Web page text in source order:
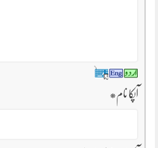
آپکا نام*